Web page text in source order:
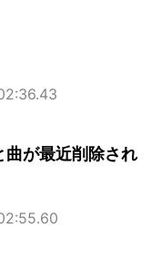
が最近削除され